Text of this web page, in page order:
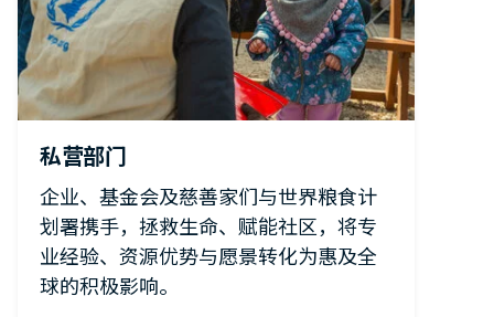
私营部门
企业、基金会及慈善家们与世界粮食计
划署携手，拯救生命、赋能社区，将专
业经验、资源优势与愿景转化为惠及全
球的积极影响。